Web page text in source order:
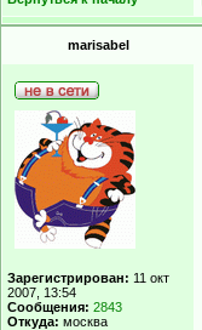
marisabel
Зарегистрирован: 11 окт
2007, 13:54
Сообщения: 2843
Откуда: москва